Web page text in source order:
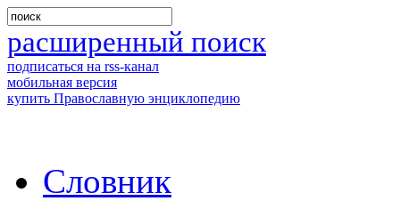
расширенный поиск
подписаться на rss-канал
мобильная версия
купить Православную энциклопедию
Словник